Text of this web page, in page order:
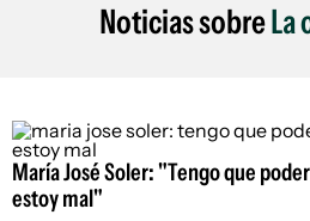
Noticias sobreLa
María José Soler: "Tengo que
estoy mal"